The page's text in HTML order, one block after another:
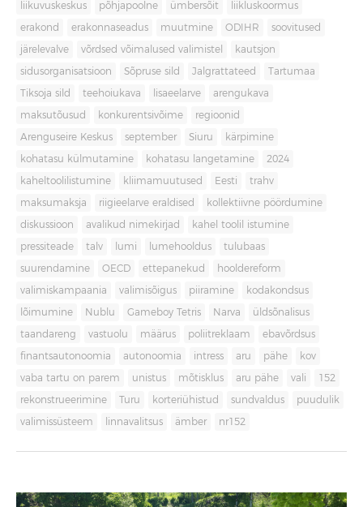
liikuvuskeskus põhjapoolne ümbersõit liikluskoormus
erakond erakonnaseadus muutmine ODIHR soovitused
järelevalve võrdsed võimalused valimistel kautsjon
sidusorganisatsioon Sõpruse sild Jalgrattateed Tartumaa
Tiksoja sild teehoiukava lisaeelarve arengukava
maksutõusud konkurentsivõime regioonid
Arenguseire Keskus september Siuru kärpimine
kohatasu külmutamine kohatasu langetamine 2024
kaheltoolilistumine kliimamuutused Eesti trahv
maksumaksja riigieelarve eraldised kollektiivne pöördumine
diskussioon avalikud nimekirjad kahel toolil istumine
pressiteade talv lumi lumehooldus tulubaas
suurendamine OECD ettepanekud hooldereform
valimiskampaania valimisõigus piiramine kodakondsus
lõimumine Nublu Gameboy Tetris Narva üldsõnalisus
taandareng vastuolu määrus poliitreklaam ebavõrdsus
finantsautonoomia autonoomia intress aru pähe kov
vaba tartu on parem unistus mõtisklus aru pähe vali 152
rekonstrueerimine Turu korteriühistud sundvaldus puudulik
valimissüsteem linnavalitsus ämber nr152